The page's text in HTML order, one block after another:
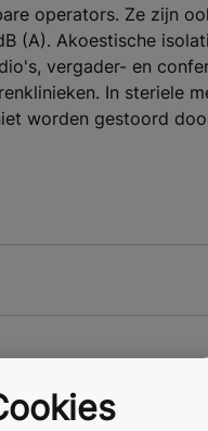
operators. Ze zijn
(A). Akoestische
vergader- en
In steriele
worden gestoord